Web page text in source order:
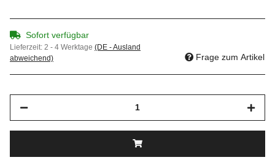
Sofort verfügbar
Lieferzeit: 2 - 4 Werktage (DE - Ausland
abweichend)
Frage zum Artikel